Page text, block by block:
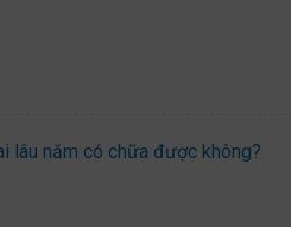
lâu năm có chữa được không?